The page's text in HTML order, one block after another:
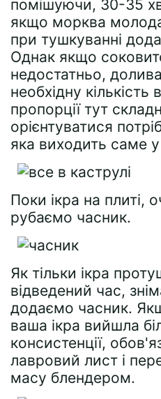
помішуючи, 30-35
якщо морква
при тушкуванні
Однак якщо
недостатньо,
необхідну кількість
пропорції тут
орієнтуватися
яка виходить саме
Поки ікра на плиті,
рубаємо часник.
Як тільки ікра
відведений час,
додаємо часник.
ваша ікра вийшла
консистенції,
лавровий лист і
масу блендером.